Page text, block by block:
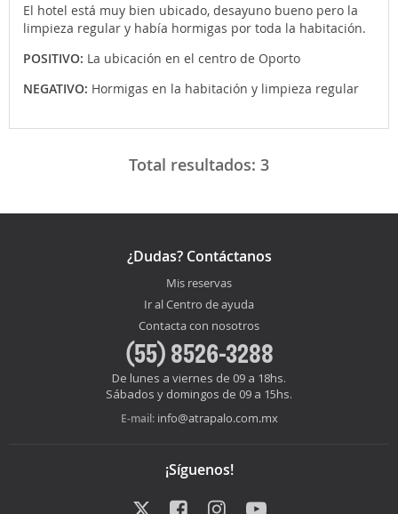
El hotel está muy bien ubicado, desayuno bueno pero la
limpieza regular y había hormigas por toda la habitación.
POSITIVO: La ubicación en el centro de Oporto
NEGATIVO: Hormigas en la habitación y limpieza regular
Total resultados: 3
¿Dudas? Contáctanos
Mis reservas
Ir al Centro de ayuda
Contacta con nosotros
(55) 8526-3288
De lunes a viernes de 09 a 18hs.
Sábados y domingos de 09 a 15hs.
E-mail: info@atrapalo.com.mx
¡Síguenos!